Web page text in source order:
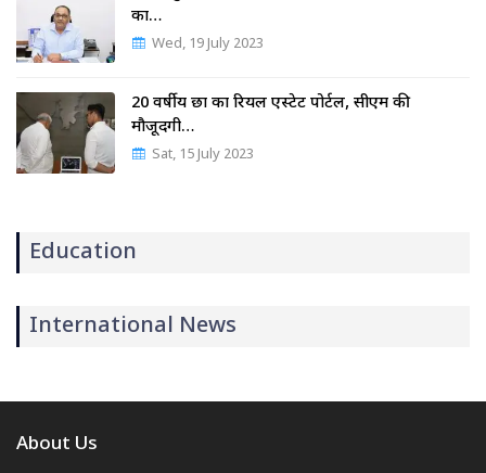
का…
Wed, 19 July 2023
20 वर्षीय छात्र का रियल एस्टेट पोर्टल, सीएम की
मौजूदगी…
Sat, 15 July 2023
Education
International News
About Us